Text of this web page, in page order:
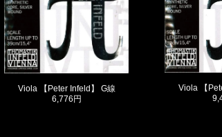
Viola 【Peter Infeld】 G線
6,776円
Viola 【